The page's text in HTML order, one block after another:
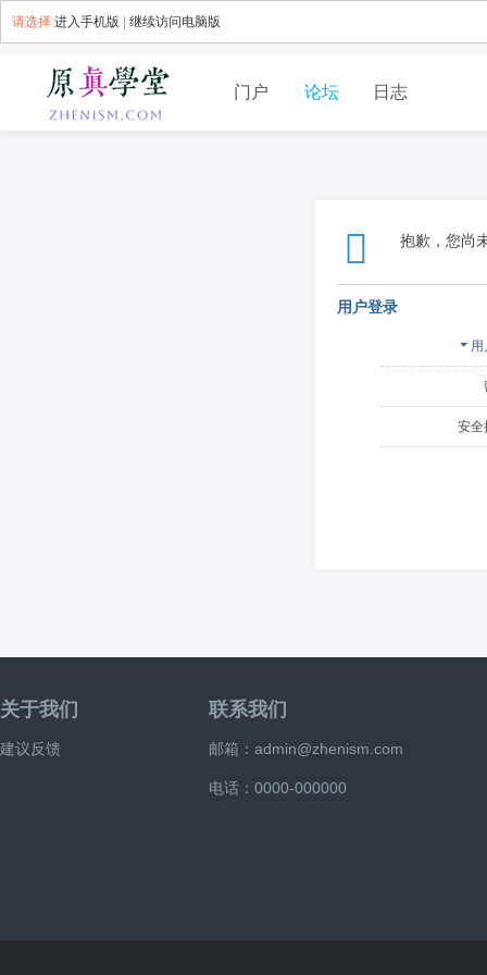
请选择 进入手机版 继续访问电脑版
门户 论坛 日志
抱歉，您尚
用户登录
用
安全
关于我们
建议反馈
联系我们
邮箱：admin@zhenism.com
电话：0000-000000